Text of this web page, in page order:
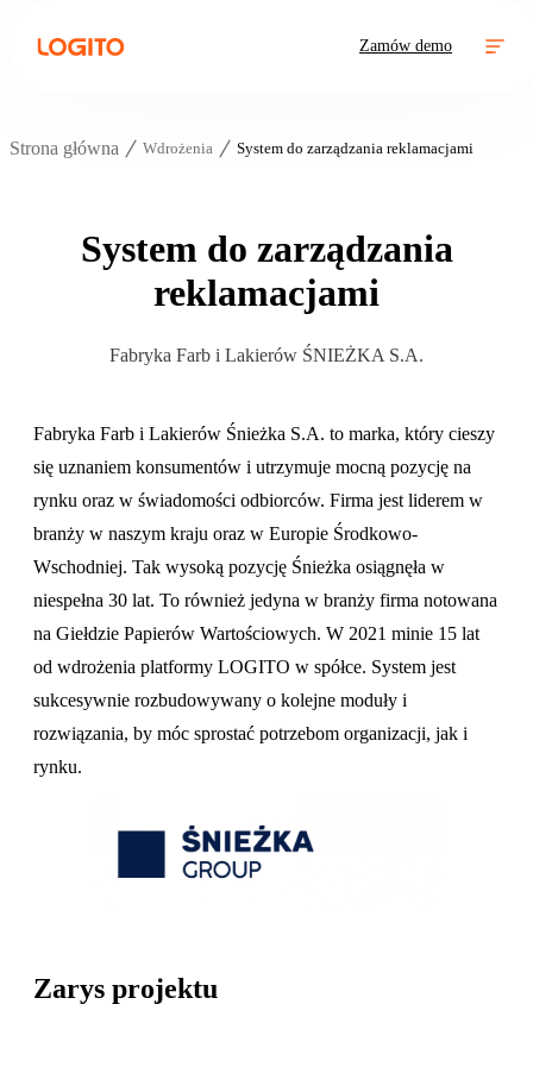
Zamów demo
Strona główna Wdrożenia System do zarządzania reklamacjami
System do zarządzania
reklamacjami
Fabryka Farb i Lakierów ŚNIEŻKA S.A.
Fabryka Farb i Lakierów Śnieżka S.A. to marka, który cieszy
się uznaniem konsumentów i utrzymuje mocną pozycję na
rynku oraz w świadomości odbiorców. Firma jest liderem w
branży w naszym kraju oraz w Europie Środkowo-
Wschodniej. Tak wysoką pozycję Śnieżka osiągnęła w
niespełna 30 lat. To również jedyna w branży firma notowana
na Giełdzie Papierów Wartościowych. W 2021 minie 15 lat
od wdrożenia platformy LOGITO w spółce. System jest
sukcesywnie rozbudowywany o kolejne moduły i
rozwiązania, by móc sprostać potrzebom organizacji, jak i
rynku.
Zarys projektu